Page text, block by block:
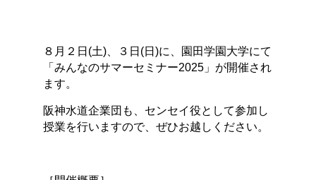
８月２日(土)、３日(日)に、園田学園大学にて
「みんなのサマーセミナー2025」が開催され
ます。
阪神水道企業団も、センセイ役として参加し
授業を行いますので、ぜひお越しください。